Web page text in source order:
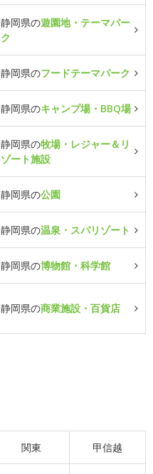
静岡県の遊園地・テーマパー
ク
静岡県のフードテーマパーク
静岡県のキャンプ場・BBQ場
静岡県の牧場・レジャー＆リ
ゾート施設
静岡県の公園
静岡県の温泉・スパリゾート
静岡県の博物館・科学館
静岡県の商業施設・百貨店
関東 甲信越